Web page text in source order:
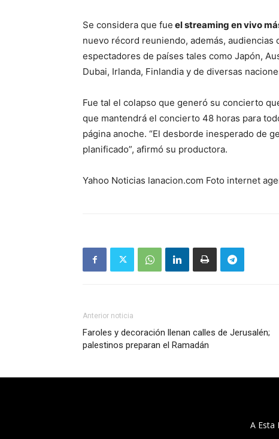
Se considera que fue el streaming en vivo
nuevo récord reuniendo, además,
espectadores de países tales como Japón,
Dubai, Irlanda, Finlandia y de diversas
Fue tal el colapso que generó su concierto
que mantendrá el concierto 48 horas para
página anoche. “El desborde inesperado de
planificado”, afirmó su productora.
Yahoo Noticias lanacion.com Foto internet
Anterior noticia
Faroles y decoración llenan calles de Jerusalén;
palestinos preparan el Ramadán
A Esta